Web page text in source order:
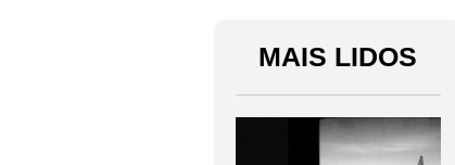
MAIS LIDOS